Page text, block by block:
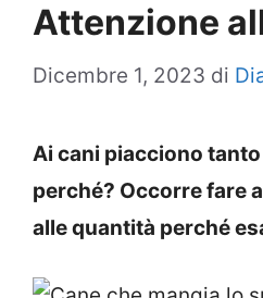
Attenzione
Dicembre 1, 2023 di
Ai cani piacciono
perché? Occorre fare
alle quantità perché